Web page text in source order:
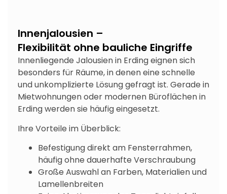
Innenjalousien –
Flexibilität ohne bauliche Eingriffe
Innenliegende Jalousien in Erding eignen sich
besonders für Räume, in denen eine schnelle
und unkomplizierte Lösung gefragt ist. Gerade in
Mietwohnungen oder modernen Büroflächen in
Erding werden sie häufig eingesetzt.
Ihre Vorteile im Überblick:
Befestigung direkt am Fensterrahmen,
häufig ohne dauerhafte Verschraubung
Große Auswahl an Farben, Materialien und
Lamellenbreiten